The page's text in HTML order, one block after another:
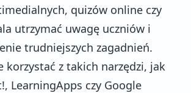
quizów online czy
utrzymać uwagę uczniów i
trudniejszych zagadnień.
korzystać z takich narzędzi, jak
LearningApps czy Google